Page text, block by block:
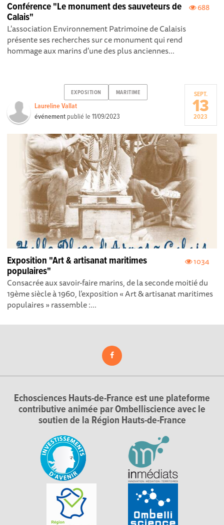
688
Conférence "Le monument des sauveteurs de
Calais"
L'association Environnement Patrimoine de Calaisis
présente ses recherches sur ce monument qui rend
hommage aux marins d'une des plus anciennes...
EXPOSITION MARITIME
Laureline Vallat
événement publié le11/09/2023
SEPT.
13
2023
1034
Exposition "Art & artisanat maritimes
populaires"
Consacrée aux savoir-faire marins, de la seconde moitié du
19ème siècle à 1960, l’exposition « Art & artisanat maritimes
populaires » rassemble :...
Echosciences Hauts-de-France est une plateforme
contributive animée par Ombelliscience avec le
soutien de la Région Hauts-de-France